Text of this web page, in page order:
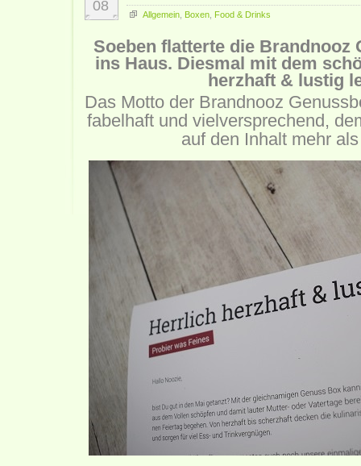
08
Allgemein Boxen Food & Drinks
Soeben flatterte die Brandnooz
ins Haus. Diesmal mit dem
herzhaft & lustig
Das Motto der Brandnooz
fabelhaft und vielversprechend,
auf den Inhalt mehr